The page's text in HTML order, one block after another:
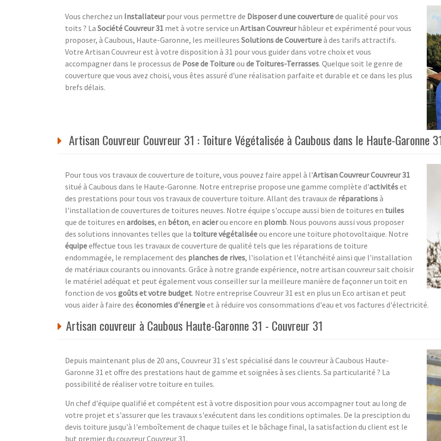
Vous cherchez un Installateurpour vous permettre de Disposer d une couverturede qualité pour vos
toits ? La Société Couvreur 31 met à votre service un Artisan Couvreurhâbleur et expérimenté pour vous
proposer, à Caubous, Haute-Garonne, les meilleures Solutions de Couvertureà des tarifs attractifs.
Votre Artisan Couvreur est à votre disposition à 31 pour vous guider dans votre choix et vous
accompagner dans le processus de Pose de Toitureou de Toitures-Terrasses. Quelque soit le genre de
couverture que vous avez choisi, vous êtes assuré d'une réalisation parfaite et durable et ce dans les plus
brefs délais.
Artisan Couvreur Couvreur 31 : Toiture Végétalisée à Caubous dans le Haute-Garonne
Pour tous vos travaux de couverture de toiture, vous pouvez faire appel à l'Artisan Couvreur Couvreur 31
situé à Caubous dans le Haute-Garonne. Notre entreprise propose une gamme complète d'activitéset
des prestations pour tous vos travaux de couverture toiture. Allant des travaux de réparationsà
l'installation de couvertures de toitures neuves. Notre équipe s'occupe aussi bien de toitures en tuiles
que de toitures en ardoises, en béton, en acierou encore en plomb. Nous pouvons aussi vous proposer
des solutions innovantes telles que la toiture végétaliséeou encore une toiture photovoltaïque. Notre
équipeeffectue tous les travaux de couverture de qualité tels que les réparations de toiture
endommagée, le remplacement des planches de rives, l'isolation et l'étanchéité ainsi que l'installation
de matériaux courants ou innovants. Grâce à notre grande expérience, notre artisan couvreur sait choisir
le matériel adéquat et peut également vous conseiller sur la meilleure manière de façonner un toit en
fonction de vos goûts et votre budget. Notre entreprise Couvreur 31 est en plus un Eco artisan et peut
vous aider à faire des économies d'énergieet à réduire vos consommations d'eau et vos factures d'électricité.
Artisan couvreur à Caubous Haute-Garonne 31 - Couvreur 31
Depuis maintenant plus de 20 ans, Couvreur 31 s'est spécialisé dans le couvreur à Caubous Haute-
Garonne 31 et offre des prestations haut de gamme et soignées à ses clients. Sa particularité ? La
possibilité de réaliser votre toiture en tuiles.
Un chef d'équipe qualifié et compétent est à votre disposition pour vous accompagner tout au long de
votre projet et s'assurer que les travaux s'exécutent dans les conditions optimales. De la presciption du
devis toiture jusqu'à l'emboîtement de chaque tuiles et le bâchage final, la satisfaction du client est le
but premier du couvreur Couvreur 31.